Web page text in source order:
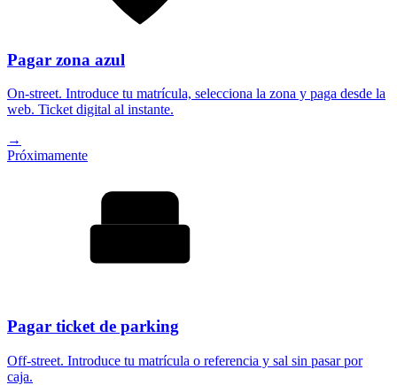
Pagar zona azul
On-street. Introduce tu matrícula, selecciona la zona y paga desde la
web. Ticket digital al instante.
→
Próximamente
Pagar ticket de parking
Off-street. Introduce tu matrícula o referencia y sal sin pasar por
caja.